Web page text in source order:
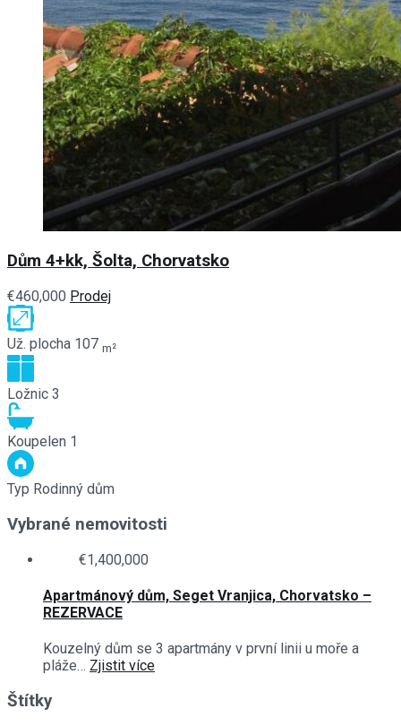
Dům 4+kk, Šolta, Chorvatsko
€460,000 Prodej
Už. plocha 107 m²
Ložnic 3
Koupelen 1
Typ Rodinný dům
Vybrané nemovitosti
€1,400,000
Apartmánový dům, Seget Vranjica, Chorvatsko –
REZERVACE
Kouzelný dům se 3 apartmány v první linii u moře a
pláže… Zjistit více
Štítky